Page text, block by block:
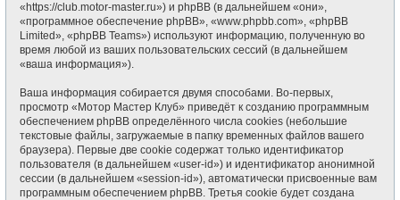
«https://club.motor-master.ru») и phpBB (в дальнейшем «они»,
«программное обеспечение phpBB», «www.phpbb.com», «phpBB
Limited», «phpBB Teams») используют информацию, полученную во
время любой из ваших пользовательских сессий (в дальнейшем
«ваша информация»).
Ваша информация собирается двумя способами. Во-первых,
просмотр «Мотор Мастер Клуб» приведёт к созданию программным
обеспечением phpBB определённого числа cookies (небольшие
текстовые файлы, загружаемые в папку временных файлов вашего
браузера). Первые две cookie содержат только идентификатор
пользователя (в дальнейшем «user-id») и идентификатор анонимной
сессии (в дальнейшем «session-id»), автоматически присвоенные вам
программным обеспечением phpBB. Третья cookie будет создана